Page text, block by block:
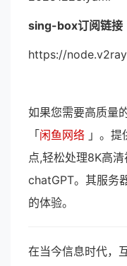
sing-box订阅链接
https://
如果您需要高质量
「 闲鱼网络 」。
点,轻松处理8K高
chatGPT。其服务
的体验。
在当今信息时代，